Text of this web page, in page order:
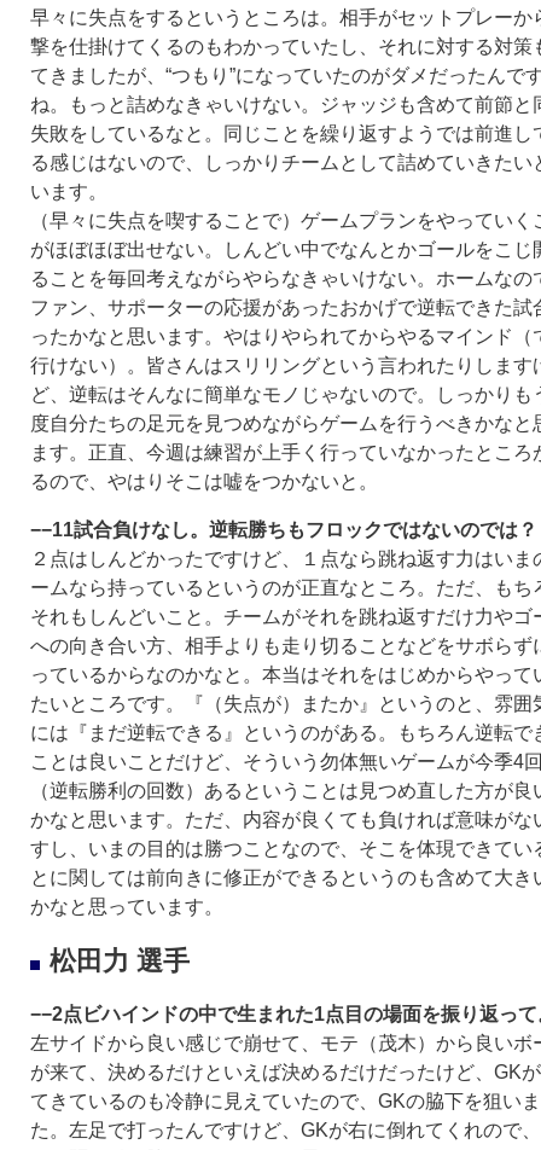
早々に失点をするというところは。相手がセットプレーか
撃を仕掛けてくるのもわかっていたし、それに対する対策
てきましたが、“つもり”になっていたのがダメだったんで
ね。もっと詰めなきゃいけない。ジャッジも含めて前節と
失敗をしているなと。同じことを繰り返すようでは前進し
る感じはないので、しっかりチームとして詰めていきたい
います。
（早々に失点を喫することで）ゲームプランをやっていく
がほぼほぼ出せない。しんどい中でなんとかゴールをこじ
ることを毎回考えながらやらなきゃいけない。ホームなの
ファン、サポーターの応援があったおかげで逆転できた試
ったかなと思います。やはりやられてからやるマインド（
行けない）。皆さんはスリリングという言われたりします
ど、逆転はそんなに簡単なモノじゃないので。しっかりも
度自分たちの足元を見つめながらゲームを行うべきかなと
ます。正直、今週は練習が上手く行っていなかったところ
るので、やはりそこは嘘をつかないと。
−−11試合負けなし。逆転勝ちもフロックではないのでは？
２点はしんどかったですけど、１点なら跳ね返す力はいま
ームなら持っているというのが正直なところ。ただ、もち
それもしんどいこと。チームがそれを跳ね返すだけ力やゴ
への向き合い方、相手よりも走り切ることなどをサボらず
っているからなのかなと。本当はそれをはじめからやって
たいところです。『（失点が）またか』というのと、雰囲
には『まだ逆転できる』というのがある。もちろん逆転で
ことは良いことだけど、そういう勿体無いゲームが今季4
（逆転勝利の回数）あるということは見つめ直した方が良
かなと思います。ただ、内容が良くても負ければ意味がな
すし、いまの目的は勝つことなので、そこを体現できてい
とに関しては前向きに修正ができるというのも含めて大き
かなと思っています。
松田力 選手
−−2点ビハインドの中で生まれた1点目の場面を振り返って
左サイドから良い感じで崩せて、モテ（茂木）から良いボ
が来て、決めるだけといえば決めるだけだったけど、GK
てきているのも冷静に見えていたので、GKの脇下を狙い
た。左足で打ったんですけど、GKが右に倒れてくれので